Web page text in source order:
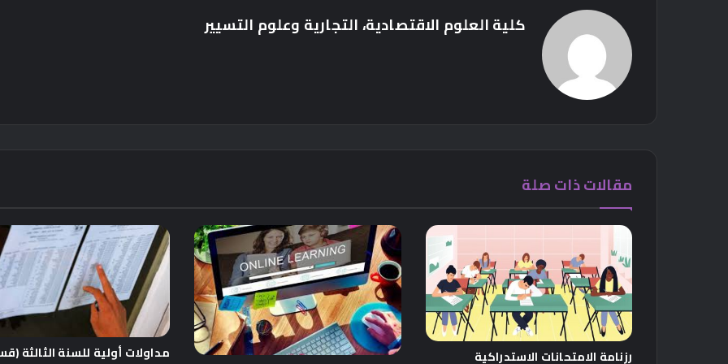
كلية العلوم الاقتصادية، التجارية وعلوم التسيير
مقالات ذات صلة
رزنامة الامتحانات الاستدراكية مداولات أولية للسنة الثالثة